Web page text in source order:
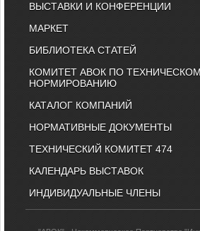
ВЫСТАВКИ И КОНФЕРЕНЦИИ
МАРКЕТ
БИБЛИОТЕКА СТАТЕЙ
КОМИТЕТ АВОК ПО
НОРМИРОВАНИЮ
КАТАЛОГ КОМПАНИЙ
НОРМАТИВНЫЕ ДОКУМЕНТЫ
ТЕХНИЧЕСКИЙ КОМИТЕТ 474
КАЛЕНДАРЬ ВЫСТАВОК
ИНДИВИДУАЛЬНЫЕ ЧЛЕНЫ